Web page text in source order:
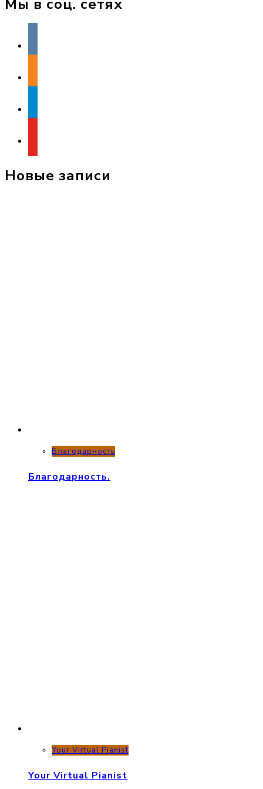
Мы в соц. сетях
Новые записи
Благодарность
Благодарность.
Your Virtual Pianist
Your Virtual Pianist